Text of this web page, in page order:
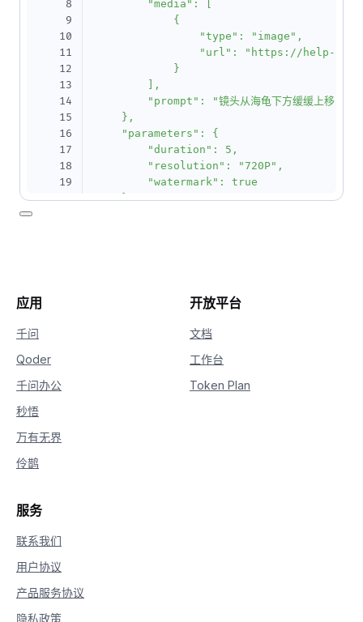
8
9
10
11
12
13
14
15
16
17
18
19
20
        "media": [
            {
                "type": "image",
"url": "https://help-
            }
        ],
"prompt": "镜头从海龟下方缓缓上移，海
    },
    "parameters": {
        "duration": 5,
        "resolution": "720P",
        "watermark": true
    }
应用
千问
Qoder
千问办公
秒悟
万有无界
伶鹊
开放平台
文档
工作台
Token Plan
服务
联系我们
用户协议
产品服务协议
隐私政策